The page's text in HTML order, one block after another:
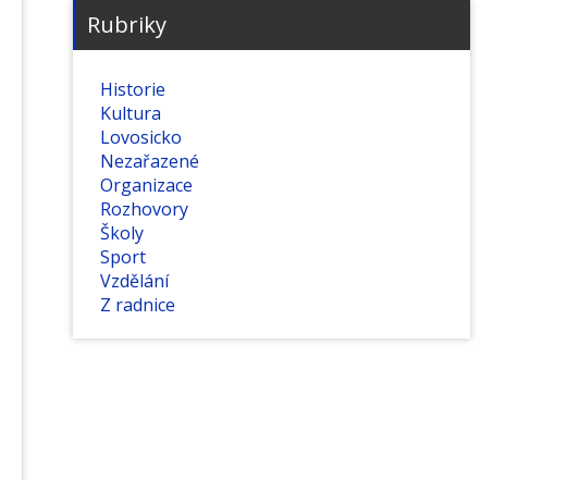
Rubriky
Historie
Kultura
Lovosicko
Nezařazené
Organizace
Rozhovory
Školy
Sport
Vzdělání
Z radnice